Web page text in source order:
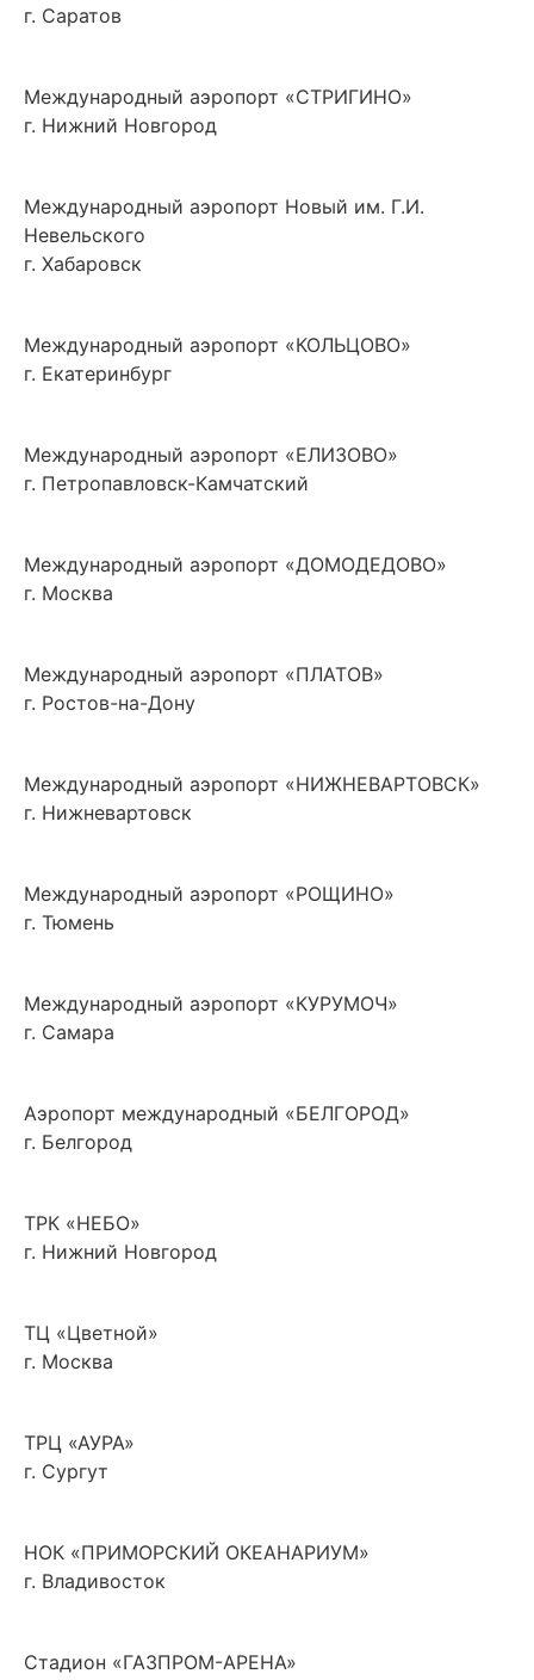
г. Саратов
Международный аэропорт «СТРИГИНО»
г. Нижний Новгород
Международный аэропорт Новый им. Г.И.
Невельского
г. Хабаровск
Международный аэропорт «КОЛЬЦОВО»
г. Екатеринбург
Международный аэропорт «ЕЛИЗОВО»
г. Петропавловск-Камчатский
Международный аэропорт «ДОМОДЕДОВО»
г. Москва
Международный аэропорт «ПЛАТОВ»
г. Ростов-на-Дону
Международный аэропорт «НИЖНЕВАРТОВСК»
г. Нижневартовск
Международный аэропорт «РОЩИНО»
г. Тюмень
Международный аэропорт «КУРУМОЧ»
г. Самара
Аэропорт международный «БЕЛГОРОД»
г. Белгород
ТРК «НЕБО»
г. Нижний Новгород
ТЦ «Цветной»
г. Москва
ТРЦ «АУРА»
г. Сургут
НОК «ПРИМОРСКИЙ ОКЕАНАРИУМ»
г. Владивосток
Стадион «ГАЗПРОМ-АРЕНА»